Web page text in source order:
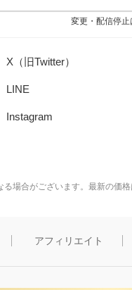
変更・配信停
X（旧Twitter）
LINE
Instagram
場合がございます。最新の価格
アフィリエイト